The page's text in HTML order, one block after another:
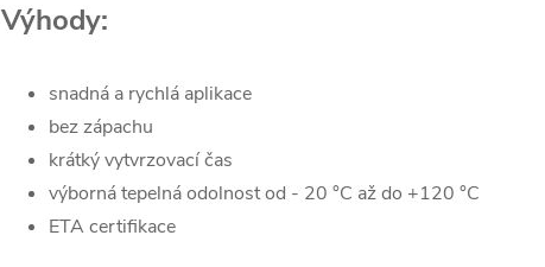
Výhody:
snadná a rychlá aplikace
bez zápachu
krátký vytvrzovací čas
výborná tepelná odolnost od - 20 °C až do +120 °C
ETA certifikace